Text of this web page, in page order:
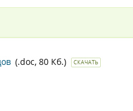
(.doc, 80 Кб.) СКАЧАТЬ